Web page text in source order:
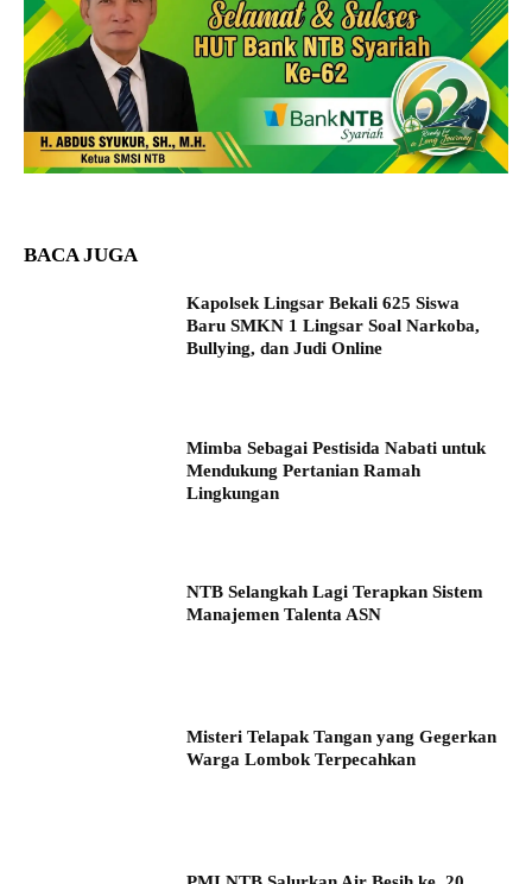
BACA JUGA
Kapolsek Lingsar Bekali 625 Siswa
Baru SMKN 1 Lingsar Soal Narkoba,
Bullying, dan Judi Online
Mimba Sebagai Pestisida Nabati untuk
Mendukung Pertanian Ramah
Lingkungan
NTB Selangkah Lagi Terapkan Sistem
Manajemen Talenta ASN
Misteri Telapak Tangan yang Gegerkan
Warga Lombok Terpecahkan